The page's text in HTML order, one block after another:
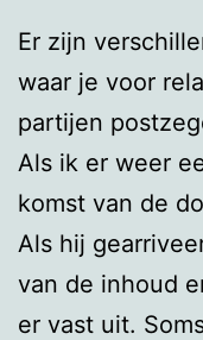
Er zijn
waar je voor
partijen
Als ik er weer
komst van de
Als hij
van de inhoud
er vast uit.